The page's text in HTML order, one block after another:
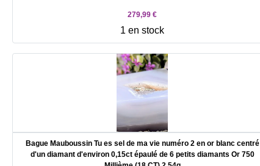
279,99 €
1 en stock
Bague Mauboussin Tu es sel de ma vie numéro 2 en or blanc centré
d'un diamant d'environ 0,15ct épaulé de 6 petits diamants Or 750